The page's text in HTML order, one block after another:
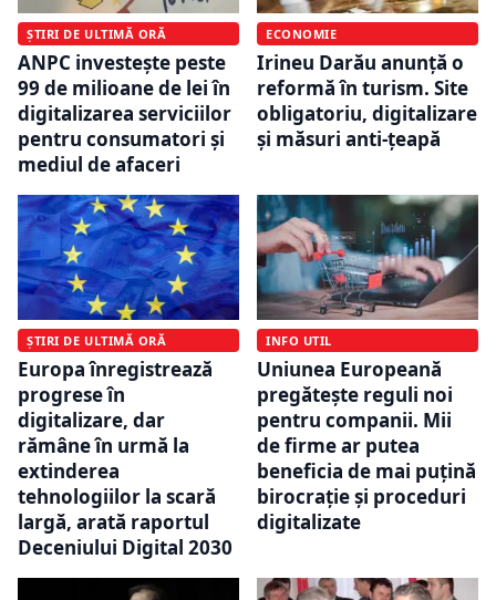
ȘTIRI DE ULTIMĂ ORĂ
ANPC investește peste
99 de milioane de lei în
digitalizarea serviciilor
pentru consumatori și
mediul de afaceri
ECONOMIE
Irineu Darău anunță o
reformă în turism. Site
obligatoriu, digitalizare
și măsuri anti-țeapă
ȘTIRI DE ULTIMĂ ORĂ
Europa înregistrează
progrese în
digitalizare, dar
rămâne în urmă la
extinderea
tehnologiilor la scară
largă, arată raportul
Deceniului Digital 2030
INFO UTIL
Uniunea Europeană
pregătește reguli noi
pentru companii. Mii
de firme ar putea
beneficia de mai puțină
birocrație și proceduri
digitalizate